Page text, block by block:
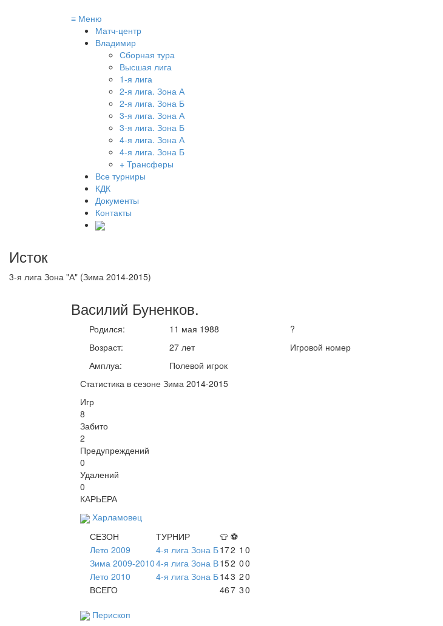
≡ Меню
Матч-центр
Владимир
Сборная тура
Высшая лига
1-я лига
2-я лига. Зона А
2-я лига. Зона Б
3-я лига. Зона А
3-я лига. Зона Б
4-я лига. Зона А
4-я лига. Зона Б
+ Трансферы
Все турниры
КДК
Документы
Контакты
Исток
3-я лига Зона "А" (Зима 2014-2015)
Василий Буненков.
Родился:
Возраст:
Амплуа:
11 мая 1988
27 лет
Полевой игрок
?
Игровой номер
Статистика в сезоне Зима 2014-2015
Игр
8
Забито
2
Предупреждений
0
Удалений
0
КАРЬЕРА
Харламовец
СЕЗОН
ТУРНИР 👕 ⚽
Лето 2009
4-я лига Зона Б172 1 0
Зима 2009-20104-я лига Зона В152 00
Лето 2010
4-я лига Зона Б143 20
ВСЕГО
467 30
Перископ